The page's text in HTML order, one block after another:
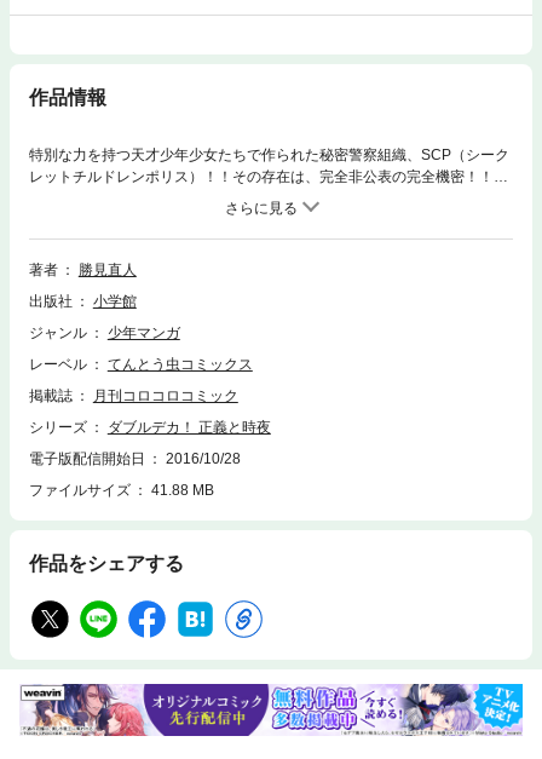
作品情報
特別な力を持つ天才少年少女たちで作られた秘密警察組織、SCP（シーク
レットチルドレンポリス）！！その存在は、完全非公表の完全機密！！そ
んなSCPの一員、正義と時夜の小学生ダブルデカコンビに、新メンバーが
やってきた！！ それは…「犬」？？？？ただの犬だと思っていた正義た
ちだが、その正体は、驚きの能力を持つ特殊警察犬「SDP（シークレット
ドッグポリス）」だった！！新メンバーも加入で、さらに大活躍のダブル
著者
勝見直人
出版社
小学館
ジャンル
少年マンガ
レーベル
てんとう虫コミックス
掲載誌
月刊コロコロコミック
シリーズ
ダブルデカ！ 正義と時夜
電子版配信開始日
2016/10/28
ファイルサイズ
41.88 MB
作品をシェアする